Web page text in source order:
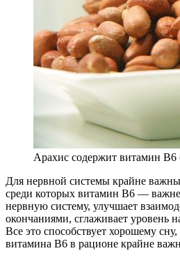
Арахис содержит витамин В6
Для нервной системы крайне
среди которых витамин В6 —
нервную систему, улучшает
окончаниями, сглаживает уровень
Все это способствует хорошему
витамина В6 в рационе крайне